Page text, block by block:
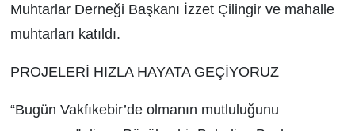
Muhtarlar Derneği Başkanı İzzet Çilingir ve mahalle
muhtarları katıldı.
PROJELERİ HIZLA HAYATA GEÇİYORUZ
“Bugün Vakfıkebir’de olmanın mutluluğunu